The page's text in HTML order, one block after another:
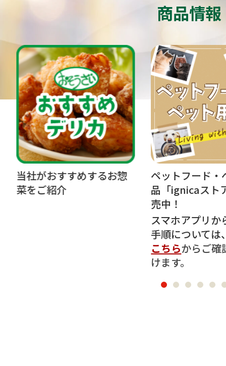
商品情報
するお惣
ペットフード・ペット用
品「ignicaストア」で販
スマホアプリからの購入
手順については、
からご確認いただ
マ
ン
中!